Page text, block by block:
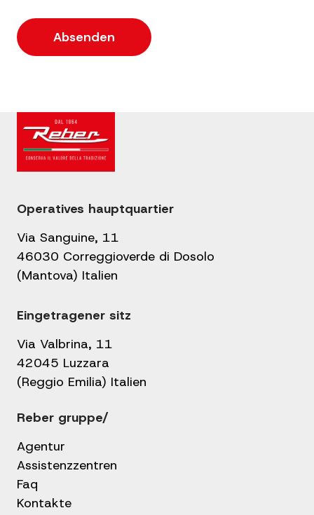
Operatives hauptquartier
Via Sanguine, 11
46030 Correggioverde di Dosolo
(Mantova) Italien
Eingetragener sitz
Via Valbrina, 11
42045 Luzzara
(Reggio Emilia) Italien
Reber gruppe/
Agentur
Assistenzzentren
Faq
Kontakte